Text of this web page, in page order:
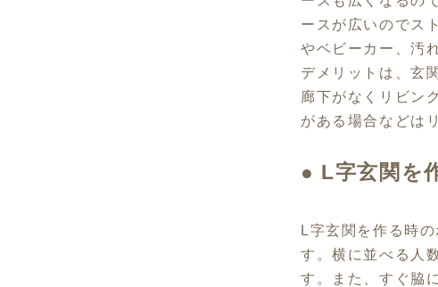
ースが広いのでス
やベビーカー、汚
デメリットは、玄
廊下がなくリビン
がある場合などは
● L字玄関を
L字玄関を作る時
す。横に並べる人
す。また、すぐ脇